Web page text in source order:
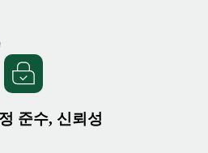
준수, 신뢰성